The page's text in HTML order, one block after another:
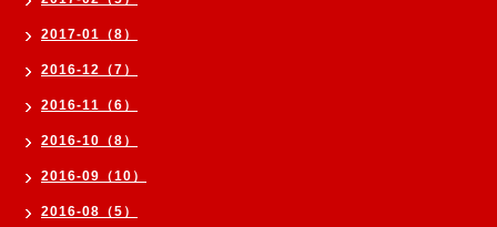
2017-01（8）
2016-12（7）
2016-11（6）
2016-10（8）
2016-09（10）
2016-08（5）